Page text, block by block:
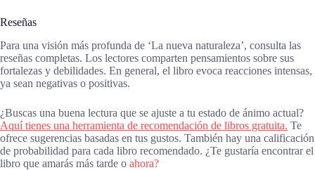
Reseñas
Para una visión más profunda de ‘La nueva naturaleza’, consulta las
reseñas completas. Los lectores comparten pensamientos sobre sus
fortalezas y debilidades. En general, el libro evoca reacciones intensas,
ya sean negativas o positivas.
¿Buscas una buena lectura que se ajuste a tu estado de ánimo actual?
Aquí tienes una herramienta de recomendación de libros gratuita. Te
ofrece sugerencias basadas en tus gustos. También hay una calificación
de probabilidad para cada libro recomendado. ¿Te gustaría encontrar el
libro que amarás más tarde o ahora?